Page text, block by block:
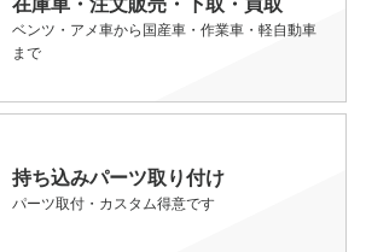
ベンツ・アメ車から国産車・作業車・軽自動車
まで
持ち込みパーツ取り付け
パーツ取付・カスタム得意です